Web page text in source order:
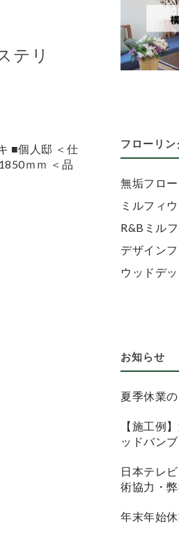
テリ
■個人邸 ＜仕
ｍｍ ＜品
フローリ
無垢フロ
ミルフィ
R&Bミル
デザイン
ウッドデ
お知らせ
夏季休業
【施工例
ッドバン
日本テレ
術協力・
年末年始